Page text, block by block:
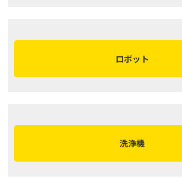
ロボット
洗浄機